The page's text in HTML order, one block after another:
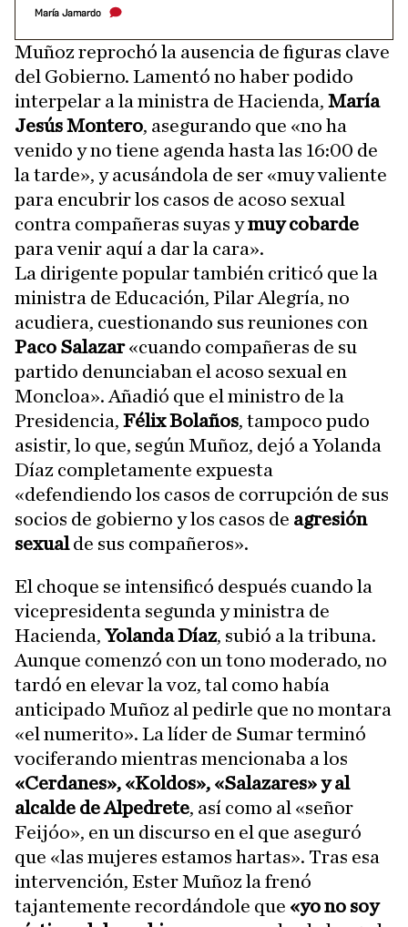
María Jamardo
Muñoz reprochó la ausencia de figuras clave
del Gobierno. Lamentó no haber podido
interpelar a la ministra de Hacienda, María
Jesús Montero, asegurando que «no ha
venido y no tiene agenda hasta las 16:00 de
la tarde», y acusándola de ser «muy valiente
para encubrir los casos de acoso sexual
contra compañeras suyas ymuy cobarde
para venir aquí a dar la cara».
La dirigente popular también criticó que la
ministra de Educación, Pilar Alegría, no
acudiera, cuestionando sus reuniones con
Paco Salazar«cuando compañeras de su
partido denunciaban el acoso sexual en
Moncloa». Añadió que el ministro de la
Presidencia, Félix Bolaños, tampoco pudo
asistir, lo que, según Muñoz, dejó a Yolanda
Díaz completamente expuesta
«defendiendo los casos de corrupción de sus
socios de gobierno y los casos de agresión
sexualde sus compañeros».
El choque se intensificó después cuando la
vicepresidenta segunda y ministra de
Hacienda, Yolanda Díaz, subió a la tribuna.
Aunque comenzó con un tono moderado, no
tardó en elevar la voz, tal como había
anticipado Muñoz al pedirle que no montara
«el numerito». La líder de Sumar terminó
vociferando mientras mencionaba a los
«Cerdanes», «Koldos», «Salazares» y al
alcalde de Alpedrete, así como al «señor
Feijóo», en un discurso en el que aseguró
que «las mujeres estamos hartas». Tras esa
intervención, Ester Muñoz la frenó
tajantemente recordándole que «yo no soy